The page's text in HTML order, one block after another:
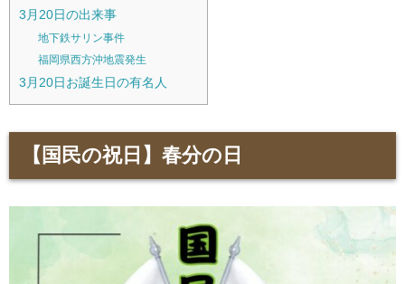
3月20日の出来事
地下鉄サリン事件
福岡県西方沖地震発生
3月20日お誕生日の有名人
【国民の祝日】春分の日